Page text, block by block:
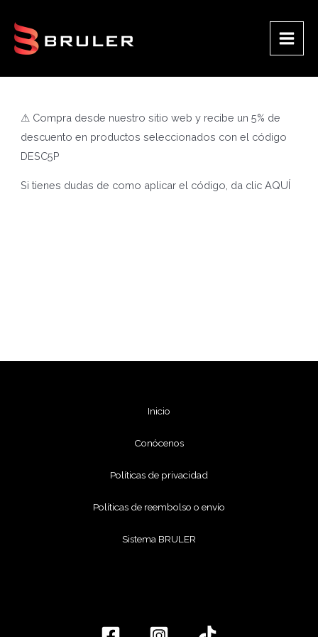
contenido
Main
⚠ Compra desde nuestro sitio web y recibe un 5% de
descuento en productos seleccionados con el código
DESC5P
Si tienes dudas de como aplicar el código, da clicAQUÍ
Inicio
Conócenos
Políticas de privacidad
Políticas de reembolso o envío
Sistema BRULER